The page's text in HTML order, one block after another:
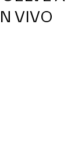
VIVO